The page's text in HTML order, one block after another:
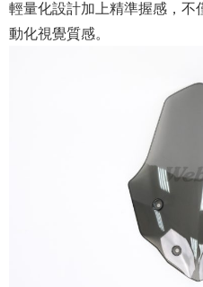
輕量化設計加上精準握感，不
動化視覺質感。